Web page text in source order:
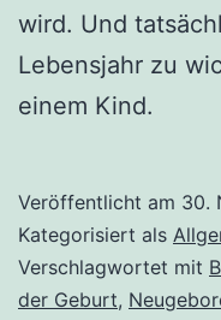
wird. Und
Lebensjahr zu
einem Kind.
Veröffentlicht am 30.
Kategorisiert als
Verschlagwortet mit
der Geburt,